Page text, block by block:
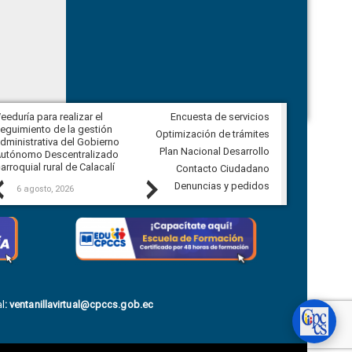
Previous
para realizar el
de la gestión
del Gobierno
Descentralizado
rural de Calacalí
6 agosto, 2026
Veeduría para vigilar los acuerdos,
derivados de la Audiencia Pública
comunidad Urbina, parroquia la
Carolina
5 agosto, 2026
Next
Encuesta de servicios
Optimización de trámites
Plan Nacional Desarrollo
Contacto Ciudadano
Denuncias y pedidos
:ventanillavirtual@cpccs.gob.ec